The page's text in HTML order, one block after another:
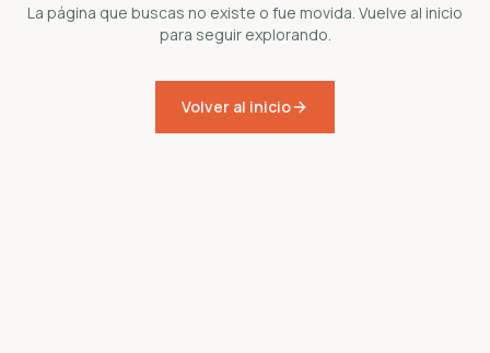
La página que buscas no existe o fue movida. Vuelve al inicio
para seguir explorando.
Volver al inicio